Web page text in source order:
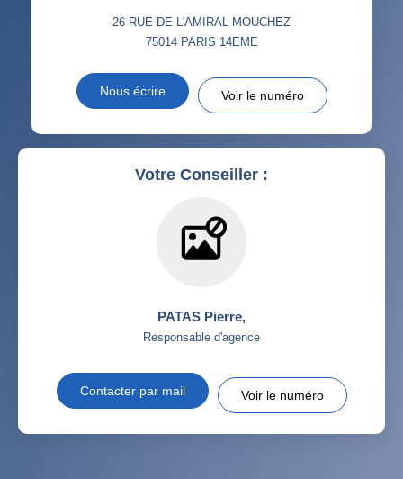
26 RUE DE L'AMIRAL MOUCHEZ
75014 PARIS 14EME
Nous écrire Voir le numéro
Votre Conseiller :
PATAS Pierre,
Responsable d'agence
Contacter par mail Voir le numéro